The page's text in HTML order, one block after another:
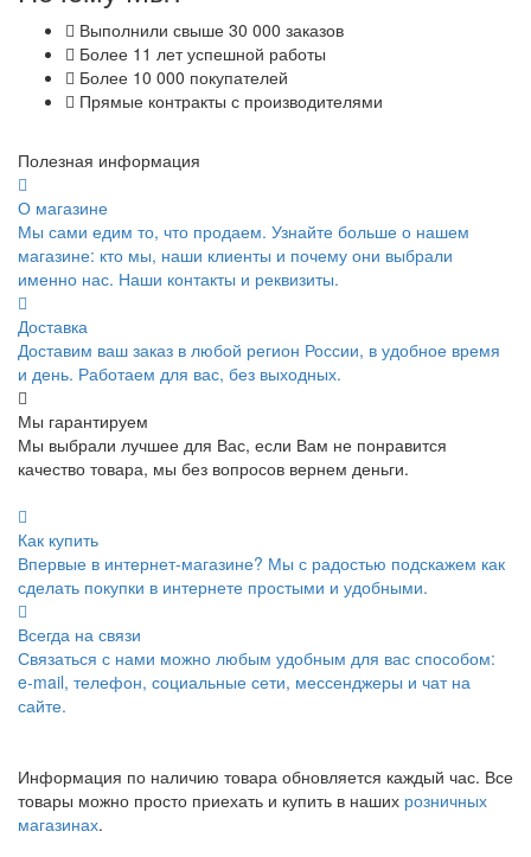
Выполнили свыше 30 000 заказов
Более 11 лет успешной работы
Более 10 000 покупателей
Прямые контракты с производителями
Полезная информация
О магазине
Мы сами едим то, что продаем. Узнайте больше о нашем
магазине: кто мы, наши клиенты и почему они выбрали
именно нас. Наши контакты и реквизиты.
Доставка
Доставим ваш заказ в любой регион России, в удобное время
и день. Работаем для вас, без выходных.
Мы гарантируем
Мы выбрали лучшее для Вас, если Вам не понравится
качество товара, мы без вопросов вернем деньги.
Как купить
Впервые в интернет-магазине? Мы с радостью подскажем как
сделать покупки в интернете простыми и удобными.
Всегда на связи
Связаться с нами можно любым удобным для вас способом:
e-mail, телефон, социальные сети, мессенджеры и чат на
сайте.
Информация по наличию товара обновляется каждый час. Все
товары можно просто приехать и купить в наших розничных
магазинах.